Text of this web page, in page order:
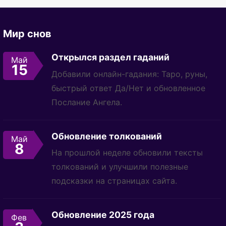
Мир снов
Май
15
Открылся раздел гаданий
Добавили онлайн-гадания: Таро, руны,
быстрый ответ Да/Нет и обновленное
Послание Ангела.
Май
8
Обновление толкований
На прошлой неделе обновили тексты
толкований и улучшили полезные
подсказки на страницах сайта.
Фев Обновление 2025 года